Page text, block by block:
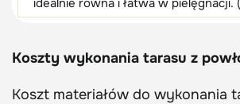
Koszty wykonania tarasu z
Koszt materiałów do wykonania